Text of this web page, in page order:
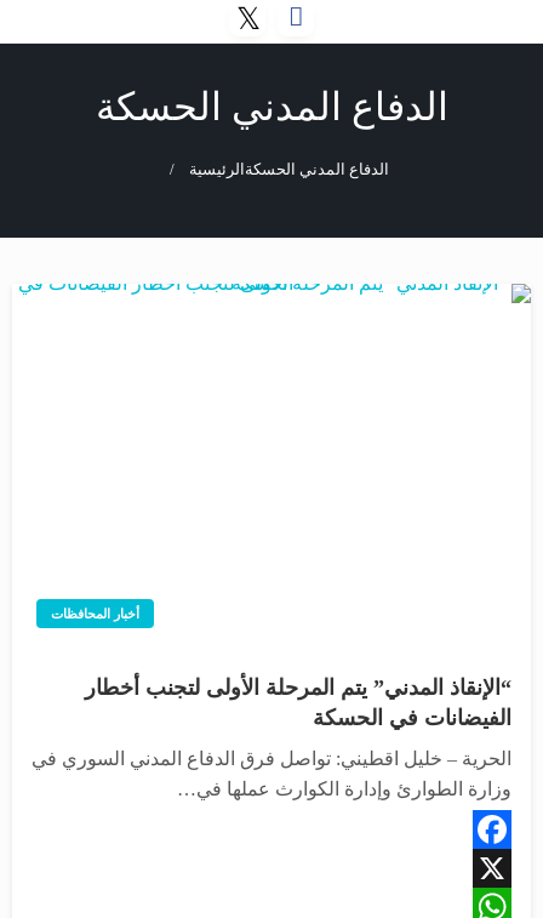
الدفاع المدني الحسكة
الرئيسية الدفاع المدني الحسكة
أخبار المحافظات
“الإنقاذ المدني” يتم المرحلة الأولى لتجنب أخطار
الفيضانات في الحسكة
الحرية – خليل اقطيني: تواصل فرق الدفاع المدني السوري في
وزارة الطوارئ وإدارة الكوارث عملها في…
Facebook
X